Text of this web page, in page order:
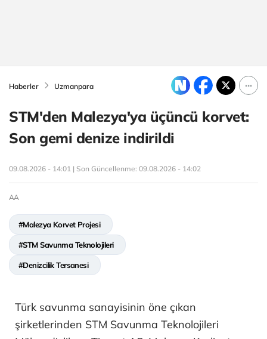
Haberler Uzmanpara
STM'den Malezya'ya üçüncü korvet:
Son gemi denize indirildi
09.08.2026 - 14:01 | Son Güncellenme: 09.08.2026 - 14:02
AA
#Malezya Korvet Projesi
#STM Savunma Teknolojileri
#Denizcilik Tersanesi
Türk savunma sanayisinin öne çıkan
şirketlerinden STM Savunma Teknolojileri